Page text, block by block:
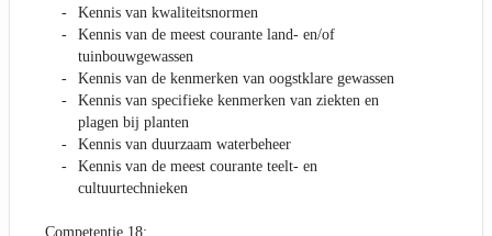
Kennis van kwaliteitsnormen
Kennis van de meest courante land- en/of
tuinbouwgewassen
Kennis van de kenmerken van oogstklare gewassen
Kennis van specifieke kenmerken van ziekten en
plagen bij planten
Kennis van duurzaam waterbeheer
Kennis van de meest courante teelt- en
cultuurtechnieken
Competentie 18: